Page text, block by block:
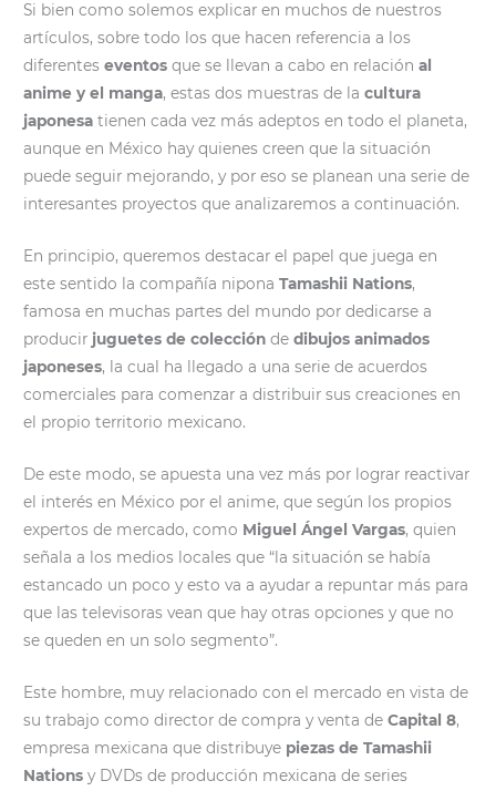
Si bien como solemos explicar en muchos de nuestros
artículos, sobre todo los que hacen referencia a los
diferenteseventos que se llevan a cabo en relaciónal
anime y el manga, estas dos muestras de lacultura
japonesa tienen cada vez más adeptos en todo el planeta,
aunque en México hay quienes creen que la situación
puede seguir mejorando, y por eso se planean una serie de
interesantes proyectos que analizaremos a continuación.
En principio, queremos destacar el papel que juega en
este sentido la compañía niponaTamashii Nations,
famosa en muchas partes del mundo por dedicarse a
producir juguetes de colección dedibujos animados
japoneses, la cual ha llegado a una serie de acuerdos
comerciales para comenzar a distribuir sus creaciones en
el propio territorio mexicano.
De este modo, se apuesta una vez más por lograr reactivar
el interés en México por el anime, que según los propios
expertos de mercado, como Miguel Ángel Vargas, quien
señala a los medios locales que “la situación se había
estancado un poco y esto va a ayudar a repuntar más para
que las televisoras vean que hay otras opciones y que no
se queden en un solo segmento”.
Este hombre, muy relacionado con el mercado en vista de
su trabajo como director de compra y venta deCapital 8,
empresa mexicana que distribuye piezas de Tamashii
Nations y DVDs de producción mexicana de series